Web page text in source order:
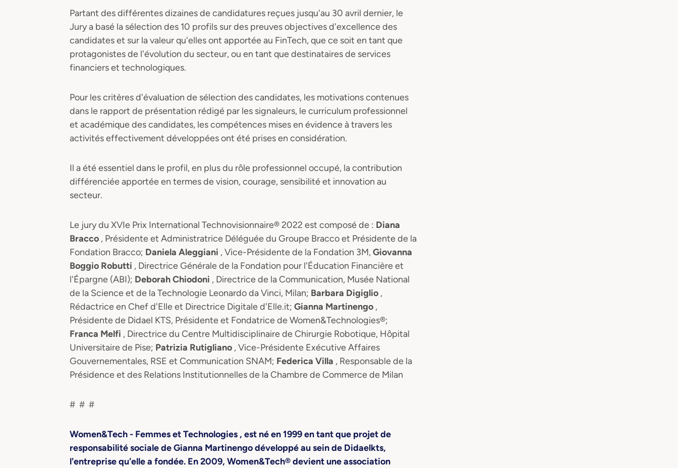
Partant des différentes dizaines de candidatures reçues jusqu'au 30 avril dernier, le
Jury a basé la sélection des 10 profils sur des preuves objectives d'excellence des
candidates et sur la valeur qu'elles ont apportée au FinTech, que ce soit en tant que
protagonistes de l'évolution du secteur, ou en tant que destinataires de services
financiers et technologiques.
Pour les critères d'évaluation de sélection des candidates, les motivations contenues
dans le rapport de présentation rédigé par les signaleurs, le curriculum professionnel
et académique des candidates, les compétences mises en évidence à travers les
activités effectivement développées ont été prises en considération.
Il a été essentiel dans le profil, en plus du rôle professionnel occupé, la contribution
différenciée apportée en termes de vision, courage, sensibilité et innovation au
secteur.
Le jury du XVIe Prix International Technovisionnaire® 2022 est composé de : Diana
Bracco , Présidente et Administratrice Déléguée du Groupe Bracco et Présidente de la
Fondation Bracco; Daniela Aleggiani , Vice-Présidente de la Fondation 3M,Giovanna
Boggio Robutti , Directrice Générale de la Fondation pour l'Éducation Financière et
l'Épargne (ABI); Deborah Chiodoni , Directrice de la Communication, Musée National
de la Science et de la Technologie Leonardo da Vinci, Milan; Barbara Digiglio ,
Rédactrice en Chef d'Elle et Directrice Digitale d'Elle.it; Gianna Martinengo ,
Présidente de Didael KTS, Présidente et Fondatrice de Women&Technologies®;
Franca Melfi , Directrice du Centre Multidisciplinaire de Chirurgie Robotique, Hôpital
Universitaire de Pise; Patrizia Rutigliano , Vice-Présidente Exécutive Affaires
Gouvernementales, RSE et Communication SNAM; Federica Villa , Responsable de la
Présidence et des Relations Institutionnelles de la Chambre de Commerce de Milan
# # #
Women&Tech - Femmes et Technologies , est né en 1999 en tant que projet de
responsabilité sociale de Gianna Martinengo développé au sein de Didaelkts,
l'entreprise qu'elle a fondée. En 2009, Women&Tech® devient une association